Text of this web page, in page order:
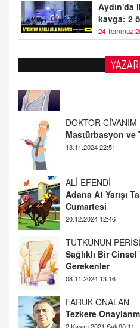
Aydın'da
kavga: 2
24 Temmuz
13.11.2024 22:51
Cumartesi
20.12.2024 12:46
TUTKUNUN PERİSİ
Gerekenler
08.11.2024 13:16
FARUK ÖNALAN
2 Kasım 2021 Salı 00:11